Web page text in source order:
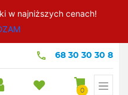
w najniższych cenach!
68 30 30 30 8
0